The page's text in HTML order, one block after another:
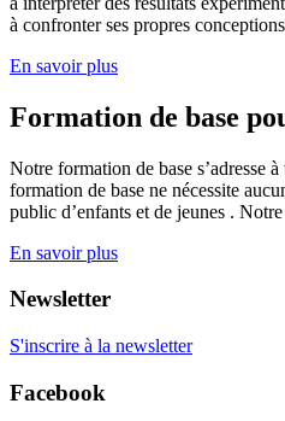
à confronter ses propres
En savoir plus
Formation de base
Notre formation de base s’adresse
formation de base ne nécessite
public d’enfants et de jeunes .
En savoir plus
Newsletter
S'inscrire à la newsletter
Facebook